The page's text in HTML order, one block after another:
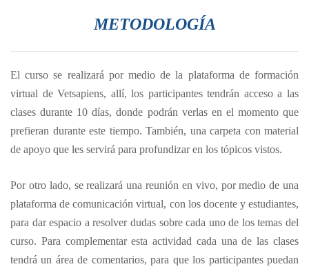
METODOLOGÍA
El curso se realizará por medio de la plataforma de formación
virtual de Vetsapiens, allí, los participantes tendrán acceso a las
clases durante 10 días, donde podrán verlas en el momento que
prefieran durante este tiempo. También, una carpeta con material
de apoyo que les servirá para profundizar en los tópicos vistos.
Por otro lado, se realizará una reunión en vivo, por medio de una
plataforma de comunicación virtual, con los docente y estudiantes,
para dar espacio a resolver dudas sobre cada uno de los temas del
curso. Para complementar esta actividad cada una de las clases
tendrá un área de comentarios, para que los participantes puedan